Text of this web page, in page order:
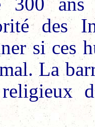
des
si ces
La